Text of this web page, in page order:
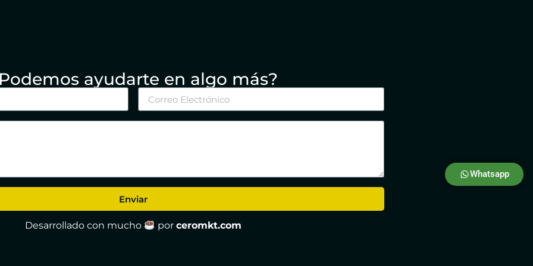
Whatsapp
ayudarte en algo más?
Enviar
Desarrollado con mucho por ceromkt.com